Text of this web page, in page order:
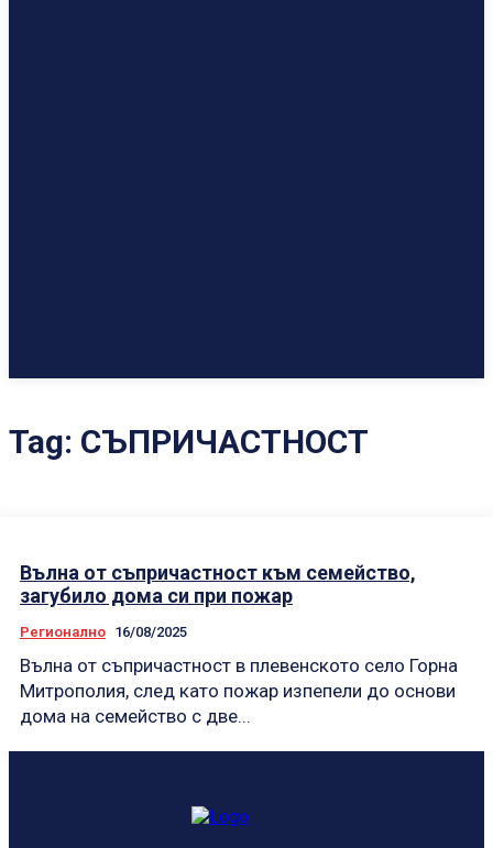
Tag: СЪПРИЧАСТНОСТ
Вълна от съпричастност към семейство,
загубило дома си при пожар
Регионално 16/08/2025
Вълна от съпричастност в плевенското село Горна
Митрополия, след като пожар изпепели до основи
дома на семейство с две...